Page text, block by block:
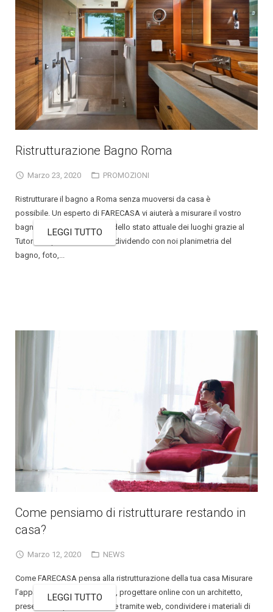
Ristrutturazione Bagno Roma
Marzo 23, 2020 PROMOZIONI
Ristrutturare il bagno a Roma senza muoversi da casa è
possibile. Un esperto di FARECASA vi aiuterà a misurare il vostro
bagno e scattare delle foto dello stato attuale dei luoghi grazie al
Tutorial di presa misure. Condividendo con noi planimetria del
bagno, foto,...
LEGGI TUTTO
Come pensiamo di ristrutturare restando in
casa?
Marzo 12, 2020 NEWS
Come FARECASA pensa alla ristrutturazione della tua casa Misurare
l’appartamento con il tutorial, progettare online con un architetto,
presentare le pratiche edilizie tramite web, condividere i materiali di
LEGGI TUTTO